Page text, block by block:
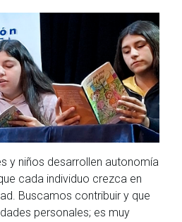
y niños desarrollen autonomía
cada individuo crezca en
Buscamos contribuir y que
personales; es muy